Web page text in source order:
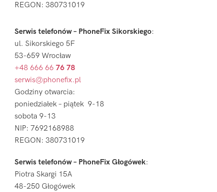
REGON: 380731019
Serwis telefonów – PhoneFix Sikorskiego:
ul. Sikorskiego 5F
53-659 Wrocław
+48 666 66 76 78
serwis@phonefix.pl
Godziny otwarcia:
poniedziałek – piątek 9-18
sobota 9-13
NIP: 7692168988
REGON: 380731019
Serwis telefonów – PhoneFix Głogówek:
Piotra Skargi 15A
48-250 Głogówek